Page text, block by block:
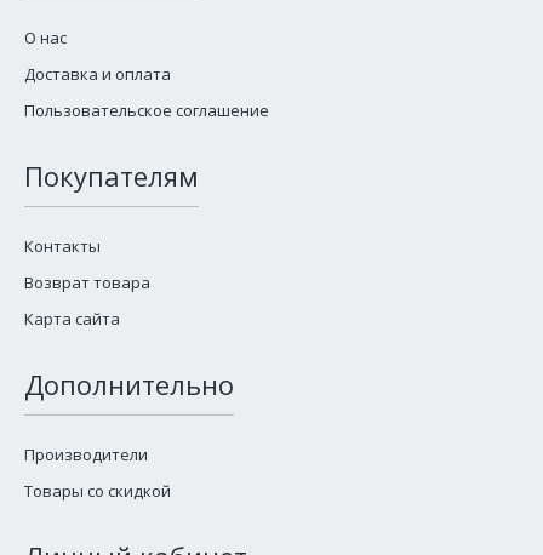
О нас
Доставка и оплата
Пользовательское соглашение
Покупателям
Контакты
Возврат товара
Карта сайта
Дополнительно
Производители
Товары со скидкой